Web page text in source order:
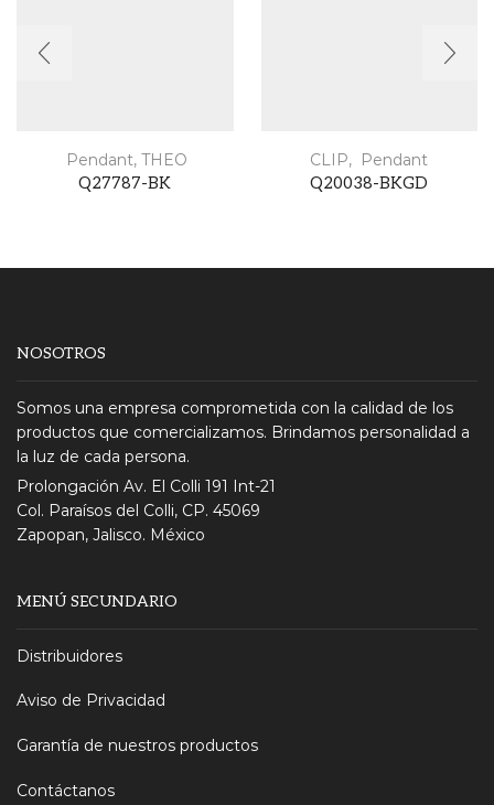
Pendant,THEO
Q27787-BK
CLIP, Pendant
Q20038-BKGD
NOSOTROS
Somos una empresa comprometida con la calidad de los
productos que comercializamos. Brindamos personalidad a
la luz de cada persona.
Prolongación Av. El Colli 191 Int-21
Col. Paraísos del Colli, CP. 45069
Zapopan, Jalisco. México
MENÚ SECUNDARIO
Distribuidores
Aviso de Privacidad
Garantía de nuestros productos
Contáctanos